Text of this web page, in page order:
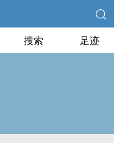
搜索 足迹